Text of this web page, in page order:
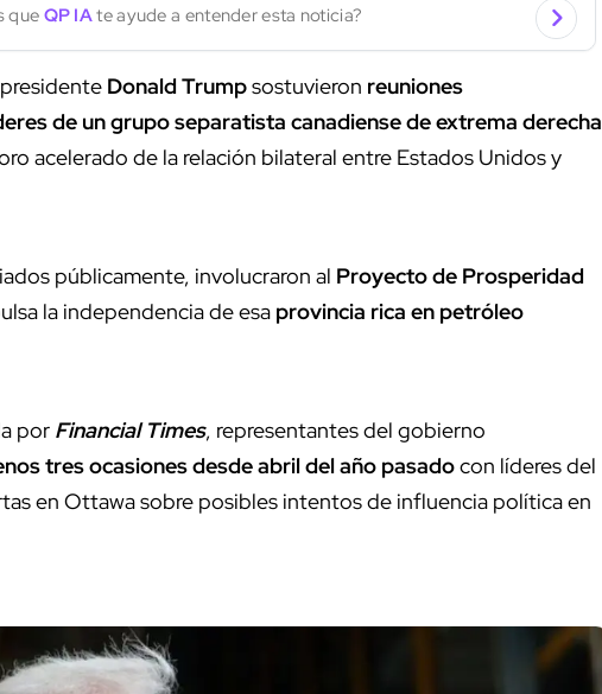
que QP IAte ayude a entender esta noticia?
Donald Trumpsostuvieron reuniones
de un grupo separatista canadiense de extrema derecha
acelerado de la relación bilateral entre Estados Unidos y
públicamente, involucraron al Proyecto de Prosperidad
la independencia de esa provincia rica en petróleo
por Financial Times, representantes del gobierno
tres ocasiones desde abril del año pasadocon líderes del
en Ottawa sobre posibles intentos de influencia política en